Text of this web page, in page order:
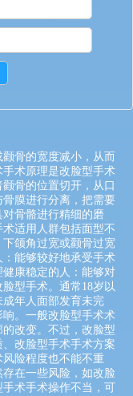
骨的宽度减小，从而
术原理是改脸型手术
骨的位置切开，从口
膜进行分离，把需要
骨骼进行精细的磨
适用人群包括面型不
颌角过宽或颧骨过宽
能够较好地承受手术
康稳定的人：能够对
型手术。通常18岁以
年人面部发育未完
。一般改脸型手术术
改变。不过，改脸型
改脸型手术手术方案
险程度也不能不重
在一些风险，如改脸
术手术操作不当，可